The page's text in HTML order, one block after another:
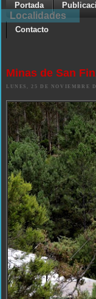
Portada
Contacto
Minas de San
LUNES, 25 DE NOVIEMBRE
Localidades